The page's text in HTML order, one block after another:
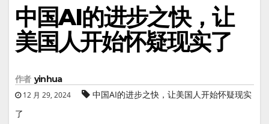
中国AI的进步之快，让
美国人开始怀疑现实了
作者 yinhua
12 月 29, 2024
中国AI的进步之快，让美国人开始怀疑现实
了